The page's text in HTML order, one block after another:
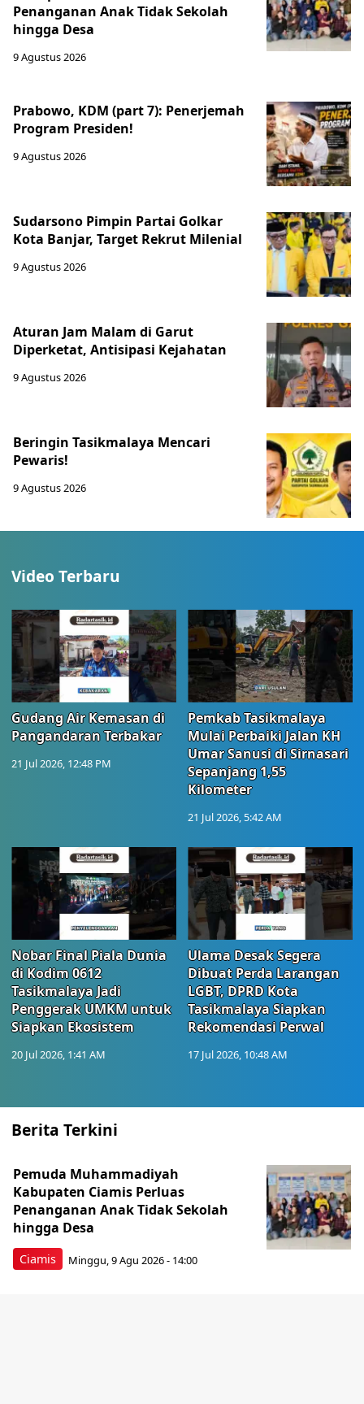
Penanganan Anak Tidak Sekolah
hingga Desa
9 Agustus 2026
Prabowo, KDM (part 7): Penerjemah
Program Presiden!
9 Agustus 2026
Sudarsono Pimpin Partai Golkar
Kota Banjar, Target Rekrut Milenial
9 Agustus 2026
Aturan Jam Malam di Garut
Diperketat, Antisipasi Kejahatan
9 Agustus 2026
Beringin Tasikmalaya Mencari
Pewaris!
9 Agustus 2026
Video Terbaru
Gudang Air Kemasan di
Pangandaran Terbakar
21 Jul 2026, 12:48 PM
Pemkab Tasikmalaya
Mulai Perbaiki Jalan KH
Umar Sanusi di Sirnasari
Sepanjang 1,55
Kilometer
21 Jul 2026, 5:42 AM
Nobar Final Piala Dunia
di Kodim 0612
Tasikmalaya Jadi
Penggerak UMKM untuk
Siapkan Ekosistem
20 Jul 2026, 1:41 AM
Ulama Desak Segera
Dibuat Perda Larangan
LGBT, DPRD Kota
Tasikmalaya Siapkan
Rekomendasi Perwal
17 Jul 2026, 10:48 AM
Berita Terkini
Ciamis
Pemuda Muhammadiyah
Kabupaten Ciamis Perluas
Penanganan Anak Tidak Sekolah
hingga Desa
Minggu, 9 Agu 2026 - 14:00